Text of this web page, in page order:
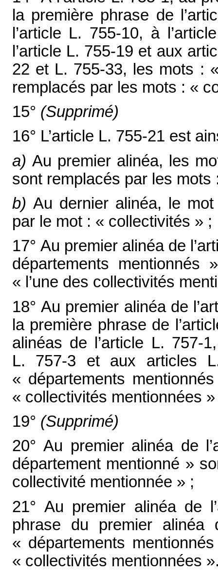
la première phrase de
l’article L. 755-10, à
l’article L. 755-19 et aux
22 et L. 755-33, les mots :
remplacés par les mots : «
15° (Supprimé)
16° L’article L. 755-21 est
a) Au premier alinéa, les
sont remplacés par les
b) Au dernier alinéa, le
par le mot : « collectivités » ;
17° Au premier alinéa de
départements
« l’une des collectivités
18° Au premier alinéa de
la première phrase de
alinéas de l’article L. 757-
L. 757-3 et aux articles
« départements
« collectivités mentionnées
19° (Supprimé)
20° Au premier alinéa de
département mentionné »
collectivité mentionnée » ;
21° Au premier alinéa de
phrase du premier
« départements
« collectivités mentionnées